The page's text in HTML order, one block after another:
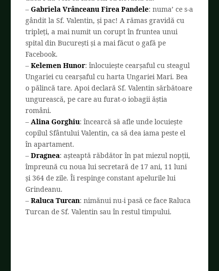
–Gabriela Vrânceanu Firea Pandele: numa’ ce s-a
gândit la Sf. Valentin, și pac! A rămas gravidă cu
tripleți, a mai numit un corupt în fruntea unui
spital din București și a mai făcut o gafă pe
Facebook.
–Kelemen Hunor: înlocuiește cearșaful cu steagul
Ungariei cu cearșaful cu harta Ungariei Mari. Bea
o pălincă tare. Apoi declară Sf. Valentin sărbătoare
ungurească, pe care au furat-o iobagii ăștia
români.
–Alina Gorghiu: încearcă să afle unde locuiește
copilul Sfântului Valentin, ca să dea iama peste el
în apartament.
–Dragnea: așteaptă răbdător în pat miezul nopții,
împreună cu noua lui secretară de 17 ani, 11 luni
și 364 de zile. Îi respinge constant apelurile lui
Grindeanu.
–Raluca Turcan: nimănui nu-i pasă ce face Raluca
Turcan de Sf. Valentin sau în restul timpului.